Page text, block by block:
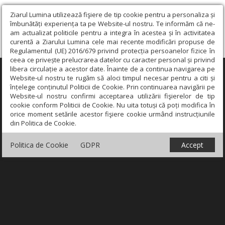
Ziarul Lumina utilizează fişiere de tip cookie pentru a personaliza și
îmbunătăți experiența ta pe Website-ul nostru. Te informăm că ne-
am actualizat politicile pentru a integra în acestea și în activitatea
curentă a Ziarului Lumina cele mai recente modificări propuse de
Regulamentul (UE) 2016/679 privind protecția persoanelor fizice în
ceea ce privește prelucrarea datelor cu caracter personal și privind
libera circulație a acestor date. Înainte de a continua navigarea pe
Website-ul nostru te rugăm să aloci timpul necesar pentru a citi și
înțelege conținutul Politicii de Cookie. Prin continuarea navigării pe
Website-ul nostru confirmi acceptarea utilizării fişierelor de tip
cookie conform Politicii de Cookie. Nu uita totuși că poți modifica în
orice moment setările acestor fişiere cookie urmând instrucțiunile
din Politica de Cookie.
Politica de Cookie GDPR Accept
×